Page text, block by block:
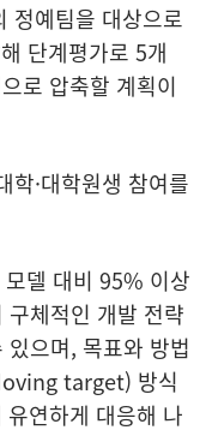
정예팀을 대상으로
단계평가로 5개
로 압축할 계획이
학·대학원생 참여를
델 대비 95% 이상
체적인 개발 전략
으며, 목표와 방법
target) 방식
연하게 대응해 나